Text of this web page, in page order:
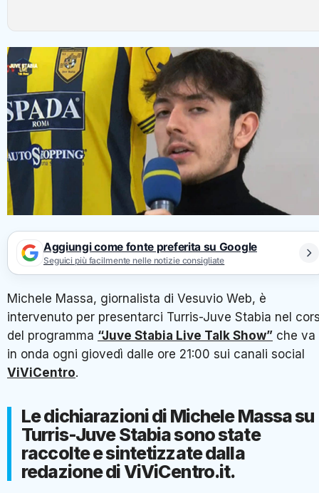
Aggiungi come fonte preferita su Google
Seguici più facilmente nelle notizie consigliate
Michele Massa, giornalista di Vesuvio Web, è
intervenuto per presentarci Turris-Juve Stabia nel
del programma “Juve Stabia Live Talk Show” che va
in onda ogni giovedì dalle ore 21:00 sui canali social
ViViCentro.
Le dichiarazioni di Michele Massa su
Turris-Juve Stabia sono state
raccolte e sintetizzate dalla
redazione di ViViCentro.it.